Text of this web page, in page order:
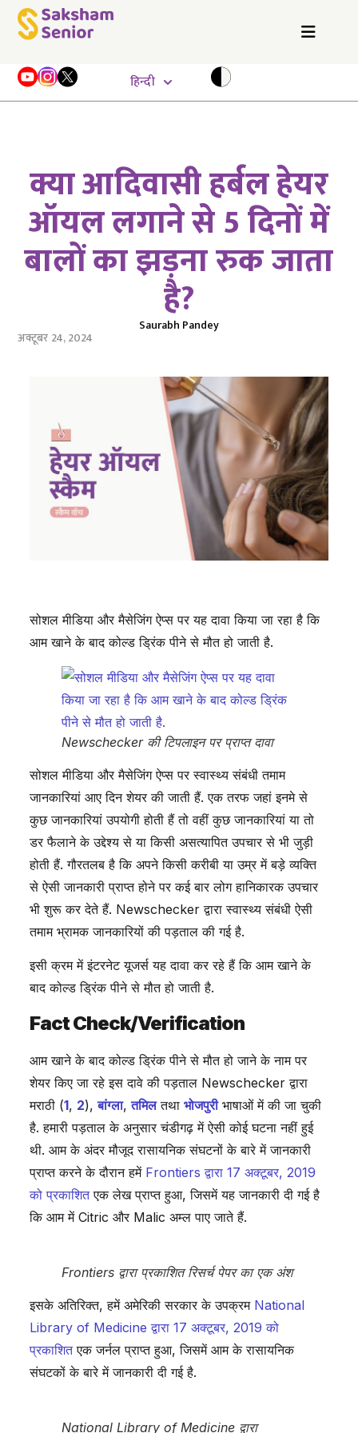
हिन्दी
क्या आदिवासी हर्बल हेयर
ऑयल लगाने से 5 दिनों में
बालों का झड़ना रुक जाता
है?
Saurabh Pandey
अक्टूबर 24, 2024
सोशल मीडिया और मैसेजिंग ऐप्स पर यह दावा किया जा रहा है कि
आम खाने के बाद कोल्ड ड्रिंक पीने से मौत हो जाती है.
Newschecker की टिपलाइन पर प्राप्त दावा
सोशल मीडिया और मैसेजिंग ऐप्स पर स्वास्थ्य संबंधी तमाम
जानकारियां आए दिन शेयर की जाती हैं. एक तरफ जहां इनमे से
कुछ जानकारियां उपयोगी होती हैं तो वहीं कुछ जानकारियां या तो
डर फैलाने के उद्देश्य से या किसी असत्यापित उपचार से भी जुड़ी
होती हैं. गौरतलब है कि अपने किसी करीबी या उम्र में बड़े व्यक्ति
से ऐसी जानकारी प्राप्त होने पर कई बार लोग हानिकारक उपचार
भी शुरू कर देते हैं. Newschecker द्वारा स्वास्थ्य संबंधी ऐसी
तमाम भ्रामक जानकारियों की पड़ताल की गई है.
इसी क्रम में इंटरनेट यूजर्स यह दावा कर रहे हैं कि आम खाने के
बाद कोल्ड ड्रिंक पीने से मौत हो जाती है.
Fact Check/Verification
आम खाने के बाद कोल्ड ड्रिंक पीने से मौत हो जाने के नाम पर
शेयर किए जा रहे इस दावे की पड़ताल Newschecker द्वारा
मराठी (1, 2),बांग्ला,तमिलतथा भोजपुरीभाषाओं में की जा चुकी
है. हमारी पड़ताल के अनुसार चंडीगढ़ में ऐसी कोई घटना नहीं हुई
थी. आम के अंदर मौजूद रासायनिक संघटनों के बारे में जानकारी
प्राप्त करने के दौरान हमें Frontiers द्वारा 17 अक्टूबर, 2019
को प्रकाशितएक लेख प्राप्त हुआ, जिसमें यह जानकारी दी गई है
कि आम में Citric और Malic अम्ल पाए जाते हैं.
Frontiers द्वारा प्रकाशित रिसर्च पेपर का एक अंश
इसके अतिरिक्त, हमें अमेरिकी सरकार के उपक्रम National
Library of Medicine द्वारा 17 अक्टूबर, 2019 को
प्रकाशितएक जर्नल प्राप्त हुआ, जिसमें आम के रासायनिक
संघटकों के बारे में जानकारी दी गई है.
National Library of Medicine द्वारा